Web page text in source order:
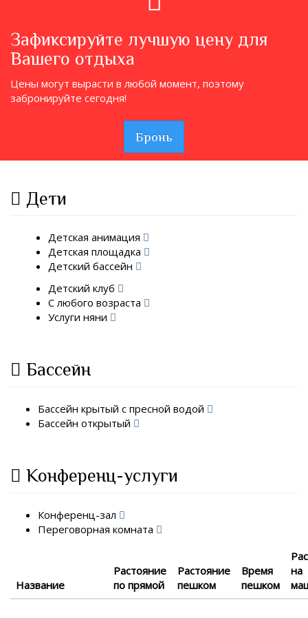
Зафиксируйте лучшую цену для
Вашего отдыха
Цены могут вырасти в любой момент, поэтому
забронируйте сегодня!
Бронь
Дети
Детская анимация
Детская площадка
Детский бассейн
Детский клуб
С любого возраста
Услуги няни
Бассейн
Бассейн крытый с пресной водой
Бассейн открытый
Конференц-услуги
Конференц-зал
Переговорная комната
Название
Растояние
по прямой
Растояние
пешком
Время
пешком
на